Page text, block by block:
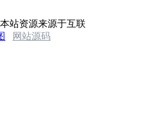
站资源来源于互联
网站源码